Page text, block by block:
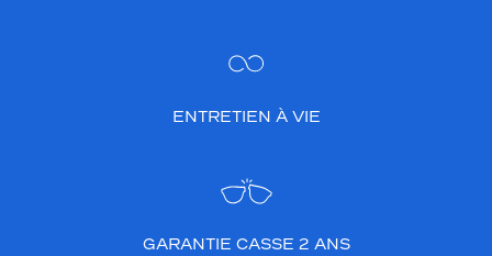
ENTRETIEN À VIE
GARANTIE CASSE 2 ANS